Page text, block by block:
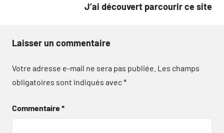
J’ai découvert parcourir ce site
Laisser un commentaire
Votre adresse e-mail ne sera pas publiée. Les champs
obligatoires sont indiqués avec*
Commentaire*